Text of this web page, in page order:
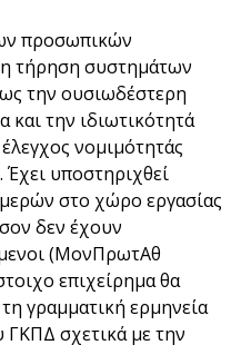
προσωπικών
τήρηση συστημάτων
την ουσιωδέστερη
την ιδιωτικότητά
νομιμότητάς
Έχει υποστηριχθεί
στο χώρο εργασίας
δεν έχουν
(ΜονΠρωτΑθ
επιχείρημα θα
γραμματική ερμηνεία
ΓΚΠΔ σχετικά με την